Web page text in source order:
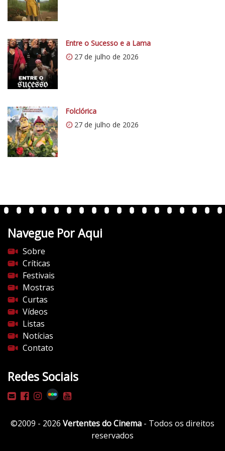
/
/
0
.
w
p
.
o
m
/
v
e
n
e
d
o
c
i
n
e
m
a
.
o
m
/
p
Entre o Sucesso e a Lama
27 de julho de 2026
Folclórica
27 de julho de 2026
Navegue Por Aqui
Sobre
Críticas
Festivais
Mostras
Curtas
Vídeos
Listas
Notícias
Contato
Redes Sociais
©2009 - 2026 Vertentes do Cinema - Todos os direitos
reservados